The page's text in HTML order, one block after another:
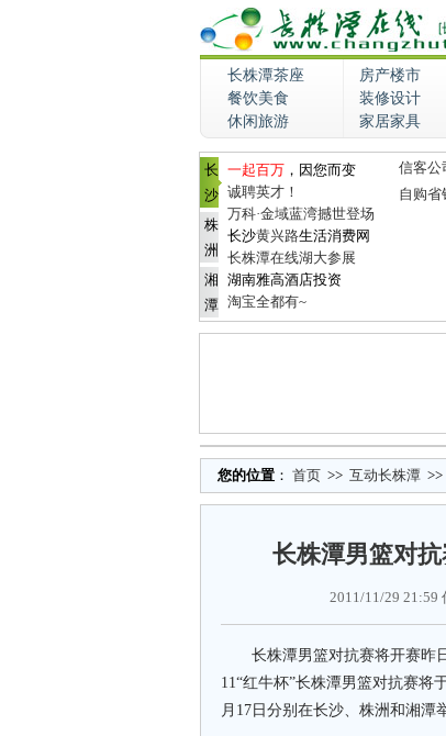
长株潭茶座 房产楼市
餐饮美食
装修设计
休闲旅游
家居家具
长
沙
株
洲
湘
潭
一起百万 ，因您而变
诚聘英才！
万科·金域蓝湾撼世登场
长沙黄兴路生活消费网
长株潭在线湖大参展
湖南雅高酒店投资
淘宝全都有~
信客公
自购省
您的位置 ： 首页 >> 互动长株潭 >>
长株潭男篮对
2011/11/29 21:59
长株潭男篮对抗赛将开赛昨日
11“红牛杯”长株潭男篮对抗赛将
月17日分别在长沙、株洲和湘潭